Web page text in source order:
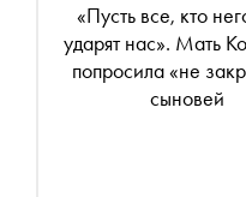
«Пусть все, кто
ударят нас». Мать
попросила «не
сыновей